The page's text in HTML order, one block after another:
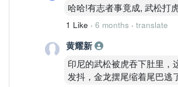
哈哈!有志者事竟成, 武松打虎
1 Like · 6 months · translate
黄耀新
印尼的武松被虎吞下肚里，
发抖，金龙摆尾缩着尾巴逃